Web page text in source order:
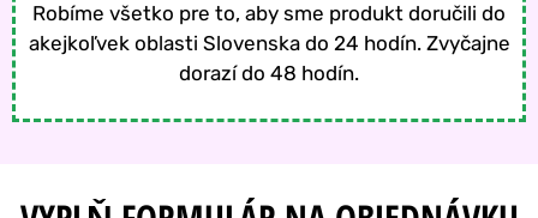
Robíme všetko pre to, aby sme produkt doručili do
akejkoľvek oblasti Slovenska do 24 hodín. Zvyčajne
dorazí do 48 hodín.